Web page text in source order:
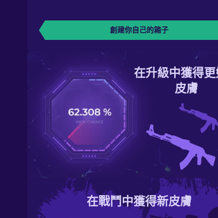
創建你自己的箱子
在升級中獲得
皮膚
在戰鬥中獲得新皮膚